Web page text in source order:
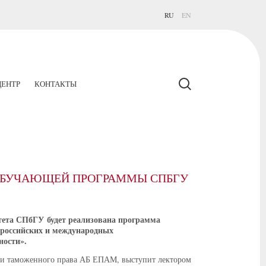
RU EN
КОНТАКТЫ
ПРОГРАММЫ СПБГУ
СПбГУ будет реализована программа
и международных
и таможенного права АБ ЕПАМ, выступит лектором